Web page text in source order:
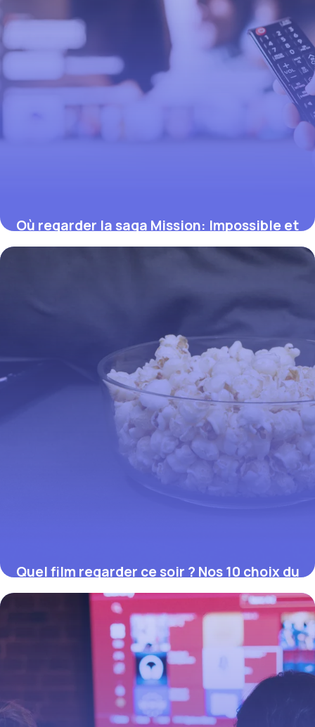
Où regarder la saga Mission: Impossible et
les films de Nolan en streaming (guide
Quel film regarder ce soir ? Nos 10 choix du
moment (juillet 2026)